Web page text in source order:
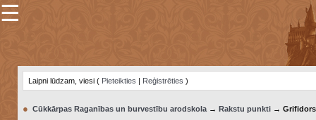
×
☰
Laipni lūdzam, viesi ( Pieteikties | Reģistrēties )
● Cūkkārpas Raganības un burvestību arodskola→ Rakstu punkti→ Grifidors